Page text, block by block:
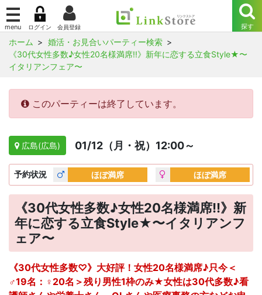
ホーム
婚活・お見合いパーティー検索
《30代女性多数♪女性20名様満席!!》新年に恋する立食Style★〜
イタリアンフェア〜
このパーティーは終了しています。
広島(広島) 01/12（月・祝）12:00～
予約状況 ほぼ満席 ほぼ満席
《30代女性多数♪女性20名様満席!!》新
年に恋する立食Style★〜イタリアンフ
ェア〜
《30代女性多数♡》大好評！女性20名様満席♪只今＜
♂19名：♀20名＞残り男性1枠のみ★女性は30代多数♪看